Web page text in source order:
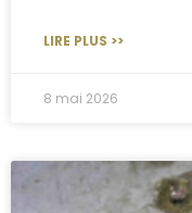
LIRE PLUS >>
8 mai 2026